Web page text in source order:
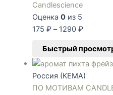
Candlescience
Оценка 0из 5
175 ₽ – 1290 ₽
Быстрый
Россия (КЕМА)
ПО МОТИВАМ